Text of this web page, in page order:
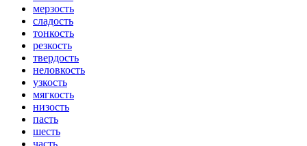
мерзость
сладость
тонкость
резкость
твердость
неловкость
узкость
мягкость
низость
пасть
шесть
часть